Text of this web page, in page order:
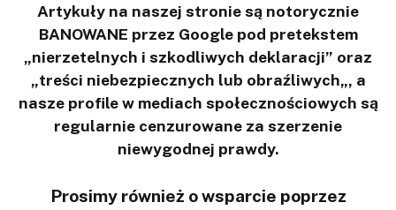
Artykuły na naszej stronie są notorycznie
BANOWANE przez Google pod pretekstem
„nierzetelnych i szkodliwych deklaracji” oraz
„treści niebezpiecznych lub obraźliwych„, a
nasze profile w mediach społecznościowych są
regularnie cenzurowane za szerzenie
niewygodnej prawdy.
Prosimy również o wsparcie poprzez